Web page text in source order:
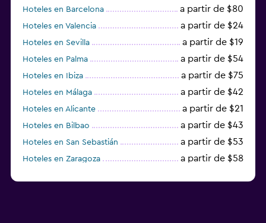
Hoteles en Barcelona a partir de $80
Hoteles en Valencia a partir de $24
Hoteles en Sevilla a partir de $19
Hoteles en Palma a partir de $54
Hoteles en Ibiza a partir de $75
Hoteles en Málaga a partir de $42
Hoteles en Alicante a partir de $21
Hoteles en Bilbao a partir de $43
Hoteles en San Sebastián a partir de $53
Hoteles en Zaragoza a partir de $58